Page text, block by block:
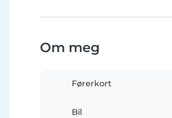
Om meg
Førerkort
Bil